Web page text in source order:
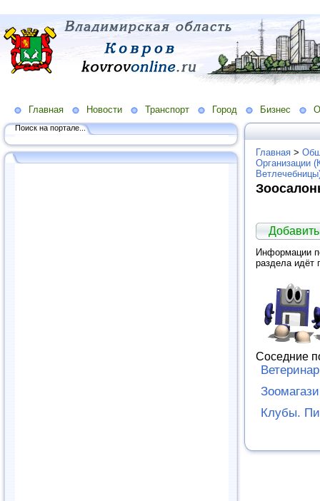
Главная Новости Транспорт Город Бизнес
Поиск на портале...
Главная >
Организации
Информации
раздела идёт
Соседние
Клубы.